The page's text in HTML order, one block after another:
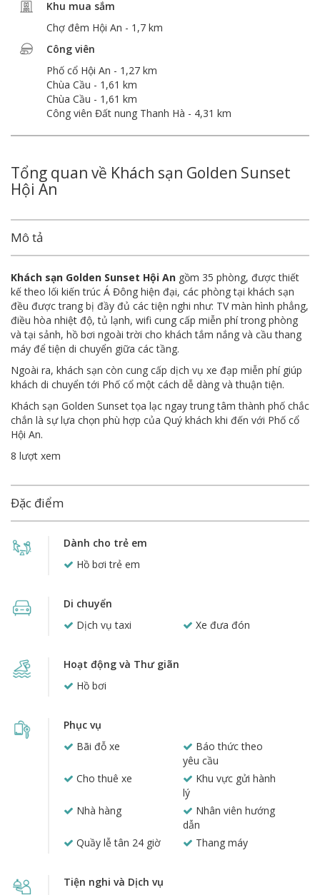
Khu mua sắm
Chợ đêm Hội An - 1,7 km
Công viên
Phố cổ Hội An - 1,27 km
Chùa Cầu - 1,61 km
Chùa Cầu - 1,61 km
Công viên Đất nung Thanh Hà - 4,31 km
Tổng quan về Khách sạn Golden Sunset
Hội An
Mô tả
Khách sạn Golden Sunset Hội An gồm 35 phòng, được thiết
kế theo lối kiến trúc Á Đông hiện đại, các phòng tại khách sạn
đều được trang bị đầy đủ các tiện nghi như: TV màn hình phẳng,
điều hòa nhiệt độ, tủ lạnh, wifi cung cấp miễn phí trong phòng
và tại sảnh, hồ bơi ngoài trời cho khách tắm nắng và cầu thang
máy để tiện di chuyển giữa các tầng.
Ngoài ra, khách sạn còn cung cấp dịch vụ xe đạp miễn phí giúp
khách di chuyển tới Phố cổ một cách dễ dàng và thuận tiện.
Khách sạn Golden Sunset tọa lạc ngay trung tâm thành phố chắc
chắn là sự lựa chọn phù hợp của Quý khách khi đến với Phố cổ
Hội An.
8 lượt xem
Đặc điểm
Dành cho trẻ em
Hồ bơi trẻ em
Di chuyển
Dịch vụ taxi
Xe đưa đón
Hoạt động và Thư giãn
Hồ bơi
Phục vụ
Bãi đỗ xe
Báo thức theo
yêu cầu
Cho thuê xe
Khu vực gửi hành
lý
Nhà hàng
Nhân viên hướng
dẫn
Quầy lễ tân 24 giờ
Thang máy
Tiện nghi và Dịch vụ